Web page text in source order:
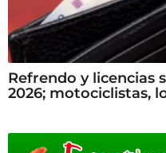
Refrendo y licencias
2026; motociclistas,